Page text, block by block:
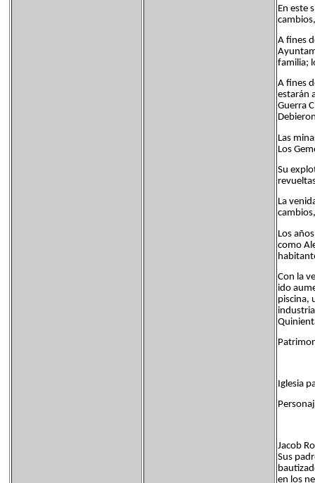
En este
A fines
familia;
A fines
estarán
Guerra
Las
Los
Su
La
Los
como
Con la
ido
piscina,
Iglesia
Jacob
Sus
en los